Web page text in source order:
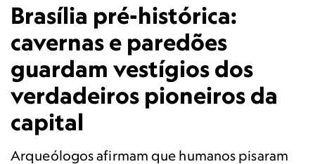
Brasília pré-histórica:
cavernas e paredões
guardam vestígios dos
verdadeiros pioneiros da
capital
Arqueólogos afirmam que humanos pisaram